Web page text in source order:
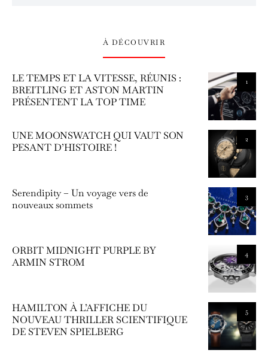
À DÉCOUVRIR
1
LE TEMPS ET LA VITESSE, RÉUNIS :
BREITLING ET ASTON MARTIN
PRÉSENTENT LA TOP TIME
2
UNE MOONSWATCH QUI VAUT SON
PESANT D’HISTOIRE !
3
Serendipity – Un voyage vers de
nouveaux sommets
4
ORBIT MIDNIGHT PURPLE BY
ARMIN STROM
5
HAMILTON À L’AFFICHE DU
NOUVEAU THRILLER SCIENTIFIQUE
DE STEVEN SPIELBERG